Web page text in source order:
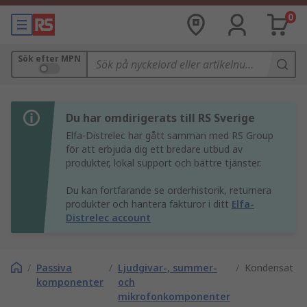
0
Sök efter MPN
Du har omdirigerats till RS Sverige
Elfa-Distrelec har gått samman med RS Group
för att erbjuda dig ett bredare utbud av
produkter, lokal support och bättre tjänster.
Du kan fortfarande se orderhistorik, returnera
produkter och hantera fakturor i ditt Elfa-
Distrelec account
/ Passiva
komponenter
/ Ljudgivar-, summer-
och
mikrofonkomponenter
/